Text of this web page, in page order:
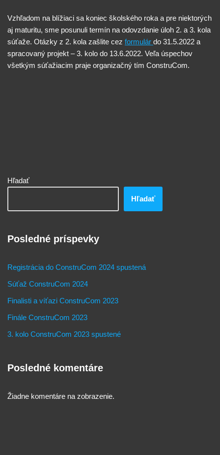
Vzhľadom na blížiaci sa koniec školského roka a pre niektorých
aj maturitu, sme posunuli termín na odovzdanie úloh 2. a 3. kola
súťaže. Otázky z 2. kola zašlite cez formulár do 31.5.2022 a
spracovaný projekt – 3. kolo do 13.6.2022. Veľa úspechov
všetkým súťažiacim praje organizačný tím ConstruCom.
Hľadať
Hľadať
Posledné príspevky
Registrácia do ConstruCom 2024 spustená
Súťaž ConstruCom 2024
Finalisti a víťazi ConstruCom 2023
Finále ConstruCom 2023
3. kolo ConstruCom 2023 spustené
Posledné komentáre
Žiadne komentáre na zobrazenie.